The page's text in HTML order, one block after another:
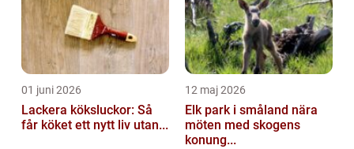
01 juni 2026
Lackera köksluckor: Så
får köket ett nytt liv utan...
12 maj 2026
Elk park i småland nära
möten med skogens
konung...